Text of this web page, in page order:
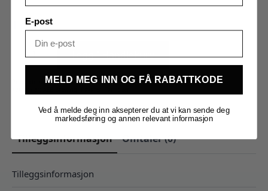
1 på lager
New- Legg I Handlekurv
Produktnummer:771005
Tilleggsinformasjon Omtaler (0)
Tilleggsinformasjon
E-post
MELD MEG INN OG FÅ RABATTKODE
Ved å melde deg inn aksepterer du at vi kan sende deg
markedsføring og annen relevant informasjon